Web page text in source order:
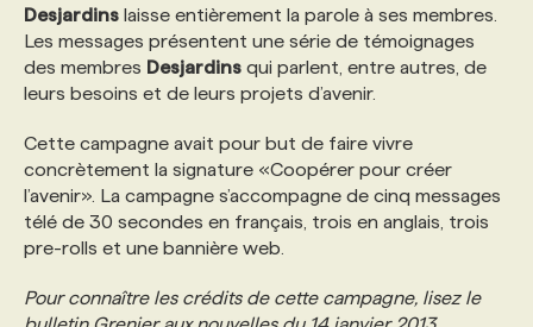
PRIX ET DISTINCTIONS
TENDANCES
GEO/SEO
ÉVÉNEMENTIEL
NOS AUTEUR‧RICES
FAQ
ANNONCEZ AVEC NOUS
FORMATIONS PERSONNALISÉES
NOS FORMATEUR‧RICES
POURQUOI CHOISIR NOS FORMATIONS
NOS TARIFS
NOS TARIFS
NOS EXPERTISES
FAQ
ANNONCEZ AVEC NOUS
Desjardins laisse entièrement la parole à ses membres.
Les messages présentent une série de témoignages
des membres Desjardins qui parlent, entre autres, de
leurs besoins et de leurs projets d’avenir.
Cette campagne avait pour but de faire vivre
concrètement la signature «Coopérer pour créer
l’avenir». La campagne s’accompagne de cinq messages
télé de 30 secondes en français, trois en anglais, trois
pre-rolls et une bannière web.
Pour connaître les crédits de cette campagne, lisez le